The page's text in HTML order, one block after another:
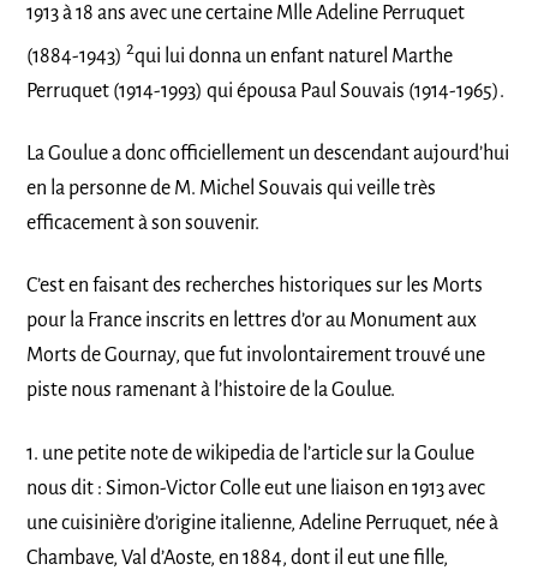
1913 à 18 ans avec une certaine Mlle Adeline Perruquet
(1884-1943)2qui lui donna un enfant naturel Marthe
Perruquet (1914-1993) qui épousa Paul Souvais (1914-1965).
La Goulue a donc officiellement un descendant aujourd’hui
en la personne de M. Michel Souvais qui veille très
efficacement à son souvenir.
C’est en faisant des recherches historiques sur les Morts
pour la France inscrits en lettres d’or au Monument aux
Morts de Gournay, que fut involontairement trouvé une
piste nous ramenant à l’histoire de la Goulue.
1. une petite note de wikipedia de l’article sur la Goulue
nous dit : Simon-Victor Colle eut une liaison en 1913 avec
une cuisinière d’origine italienne, Adeline Perruquet, née à
Chambave, Val d’Aoste, en 1884, dont il eut une fille,